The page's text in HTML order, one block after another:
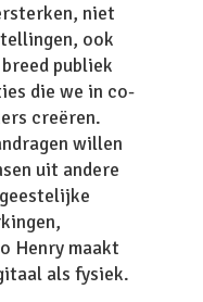
niet
ook
publiek
die we in co-
creëren.
willen
uit andere
Henry maakt
als fysiek.